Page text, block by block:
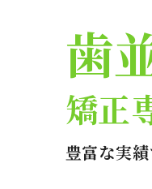
歯
矯正
豊富な実